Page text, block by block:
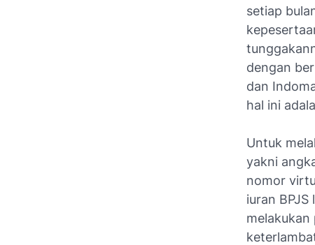
setiap
dengan
dan
hal ini
Untuk
yakni
nomor
iuran
melakukan